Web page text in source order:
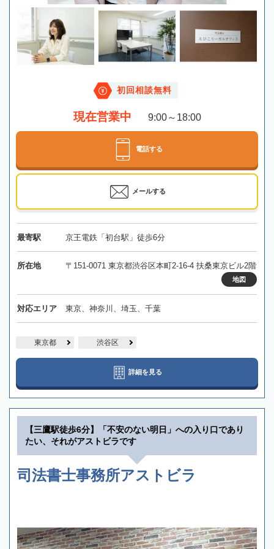
初回相談無料
現在営業中 9:00～18:00
電話する
メールする
最寄駅 京王電鉄「初台駅」徒歩6分
所在地 〒151-0071 東京都渋谷区本町2-16-4 扶桑東京ビル2階
地図
対応エリア 東京、神奈川、埼玉、千葉
東京都 渋谷区
詳細を見る
【三鷹駅徒歩6分】「不安のない明日」への入り口であり
たい、それがアストビラです
司法書士事務所アストビラ